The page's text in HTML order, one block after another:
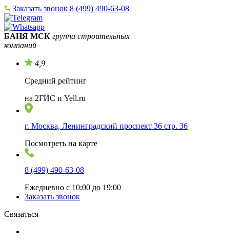
Заказать звонок 8 (499) 490-63-08
БАНЯ МСК группа строительных
компаний
4,9
Средний рейтинг
на 2ГИС и Yell.ru
г. Москва, Ленинградский проспект 36 стр. 36
Посмотреть на карте
8 (499) 490-63-08
Ежедневно с 10:00 до 19:00
Заказать звонок
Связаться